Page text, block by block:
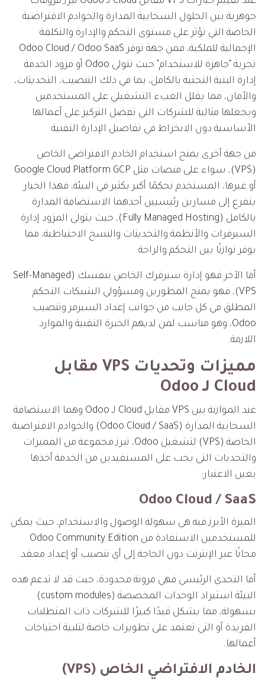
جوهرية بين الحلول السحابية المدارة والخوادم الافتراضية
الخاصة التي تؤثر على مستوى التحكم والإدارة والتكلفة
الإجمالية للملكية، فمن جهة توفر Odoo Cloud / Odoo SaaS
تجربة "جاهزة للاستخدام" حيث تتولى Odoo أو مزود الخدمة
إدارة البنية التحتية بالكامل، بما في ذلك التنصيب، التحديثات،
والأمان، مما يقلل العبء التشغيلي على المستخدمين
ويجعلها مثالية للشركات التي تفضل التركيز على أعمالها
الأساسية دون الانخراط في تفاصيل الإدارة التقنية.
من جهة أخرى يمنح استخدام الخادم الافتراضي الخاص
(VPS)، سواء على منصات مثل Google Cloud Platform GCP
أو غيرها، المستخدم تحكمًا أكبر بكثير في البيئة، فهذا الخيار
يتفرع إلى مسارين رئيسيين أحدهما الاستضافة المدارة
بالكامل (Fully Managed Hosting)، حيث يتولى المزود إدارة
السيرفرات والأنظمة والتحديثات والنسخ الاحتياطية، مما
يوفر توازنًا بين التحكم والراحة.
أما الآخر فهو إدارة سيرفرك الخاص بنفسك (Self-Managed
VPS)، فهو يمنح المطورين ومسؤولي الشبكات التحكم
المطلق في كل جانب من جوانب إعداد السيرفر وتنصيب
Odoo، وهو مناسب لمن لديهم الخبرة التقنية والموارد
اللازمة.
مميزات وتحديات VPS مقابل
Cloud لـ Odoo
عند الموازنة بين VPS مقابل Cloud لـ Odoo وهما الاستضافة
السحابية المدارة (Odoo Cloud / SaaS) والخوادم الافتراضية
الخاصة (VPS) لتشغيل Odoo، تبرز مجموعة من المميزات
والتحديات التي يجب على المستفيدين من الخدمة أخذها
بعين الاعتبار:
Odoo Cloud / SaaS
الميزة الأبرز فيه هي سهولة الوصول والاستخدام، حيث يمكن
للمستخدمين الاستفادة من Odoo Community Edition
مجانًا عبر الإنترنت دون الحاجة إلى أي تنصيب أو إعداد معقد.
أما التحدي الرئيسي فهي مرونة محدودة، حيث قد لا تدعم هذه
البيئة استيراد الوحدات المخصصة (custom modules)
بسهولة، مما يشكل قيدًا كبيرًا للشركات ذات المتطلبات
الفريدة أو التي تعتمد على تطويرات خاصة لتلبية احتياجات
أعمالها.
الخادم الافتراضي الخاص (VPS)